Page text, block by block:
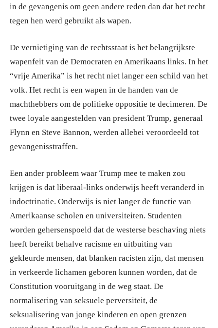
in de gevangenis om geen andere reden dan dat het recht
tegen hen werd gebruikt als wapen.
De vernietiging van de rechtsstaat is het belangrijkste
wapenfeit van de Democraten en Amerikaans links. In het
“vrije Amerika” is het recht niet langer een schild van het
volk. Het recht is een wapen in de handen van de
machthebbers om de politieke oppositie te decimeren. De
twee loyale aangestelden van president Trump, generaal
Flynn en Steve Bannon, werden allebei veroordeeld tot
gevangenisstraffen.
Een ander probleem waar Trump mee te maken zou
krijgen is dat liberaal-links onderwijs heeft veranderd in
indoctrinatie. Onderwijs is niet langer de functie van
Amerikaanse scholen en universiteiten. Studenten
worden gehersenspoeld dat de westerse beschaving niets
heeft bereikt behalve racisme en uitbuiting van
gekleurde mensen, dat blanken racisten zijn, dat mensen
in verkeerde lichamen geboren kunnen worden, dat de
Constitution vooruitgang in de weg staat. De
normalisering van seksuele perversiteit, de
seksualisering van jonge kinderen en open grenzen